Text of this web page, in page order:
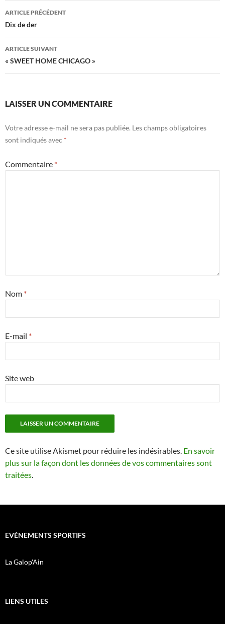
Navigation
des
articles
ARTICLE PRÉCÉDENT
Dix de der
ARTICLE SUIVANT
« SWEET HOME CHICAGO »
LAISSER UN COMMENTAIRE
Votre adresse e-mail ne sera pas publiée. Les champs obligatoires
sont indiqués avec *
Commentaire *
Nom *
E-mail *
Site web
Ce site utilise Akismet pour réduire les indésirables. En savoir
plus sur la façon dont les données de vos commentaires sont
traitées.
EVÉNEMENTS SPORTIFS
La Galop'Ain
LIENS UTILES